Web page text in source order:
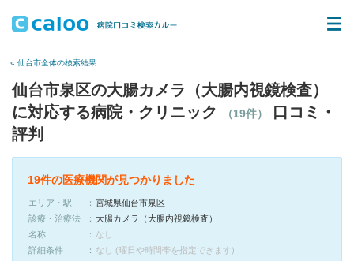
« 仙台市全体の検索結果
仙台市泉区の大腸カメラ（大腸内視鏡検査）
に対応する病院・クリニック
（19件）
口コミ・
評判
19件の医療機関が見つかりました
エリア・駅
宮城県仙台市泉区
診療・治療法
大腸カメラ（大腸内視鏡検査）
名称
なし
詳細条件
なし (曜日や時間帯を指定できます)